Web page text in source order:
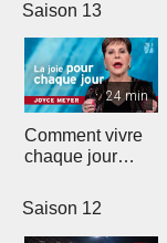
Saison 13
24 min
Comment vivre
chaque jour
Saison 12